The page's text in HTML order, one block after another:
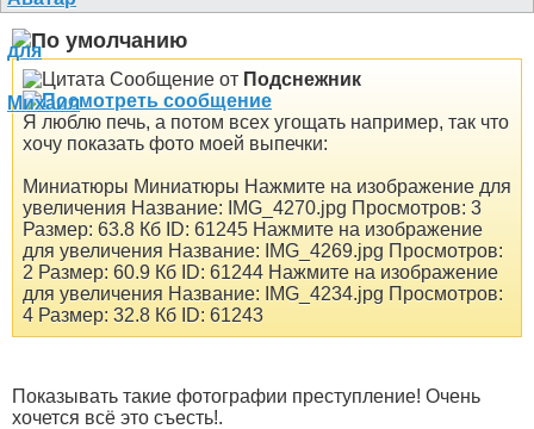
Сообщение от Подснежник
Я люблю печь, а потом всех угощать например, так что
хочу показать фото моей выпечки:
Миниатюры Миниатюры Нажмите на изображение для
увеличения Название: IMG_4270.jpg Просмотров: 3
Размер: 63.8 Кб ID: 61245 Нажмите на изображение
для увеличения Название: IMG_4269.jpg Просмотров:
2 Размер: 60.9 Кб ID: 61244 Нажмите на изображение
для увеличения Название: IMG_4234.jpg Просмотров:
4 Размер: 32.8 Кб ID: 61243
Показывать такие фотографии преступление! Очень
хочется всё это съесть!.